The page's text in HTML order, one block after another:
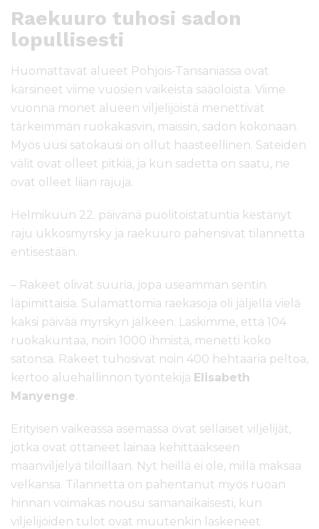
Raekuuro tuhosi sadon
lopullisesti
Huomattavat alueet Pohjois-Tansaniassa ovat
kärsineet viime vuosien vaikeista sääoloista. Viime
vuonna monet alueen viljelijöistä menettivät
tärkeimmän ruokakasvin, maissin, sadon kokonaan.
Myös uusi satokausi on ollut haasteellinen. Sateiden
välit ovat olleet pitkiä, ja kun sadetta on saatu, ne
ovat olleet liian rajuja.
Helmikuun 22. päivänä puolitoistatuntia kestänyt
raju ukkosmyrsky ja raekuuro pahensivat tilannetta
entisestään.
– Rakeet olivat suuria, jopa useamman sentin
läpimittaisia. Sulamattomia raekasoja oli jäljellä vielä
kaksi päivää myrskyn jälkeen. Laskimme, että 104
ruokakuntaa, noin 1000 ihmistä, menetti koko
satonsa. Rakeet tuhosivat noin 400 hehtaaria peltoa,
kertoo aluehallinnon työntekijä Elisabeth
Manyenge.
Erityisen vaikeassa asemassa ovat sellaiset viljelijät,
jotka ovat ottaneet lainaa kehittääkseen
maanviljelyä tiloillaan. Nyt heillä ei ole, millä maksaa
velkansa. Tilannetta on pahentanut myös ruoan
hinnan voimakas nousu samanaikaisesti, kun
viljelijöiden tulot ovat muutenkin laskeneet